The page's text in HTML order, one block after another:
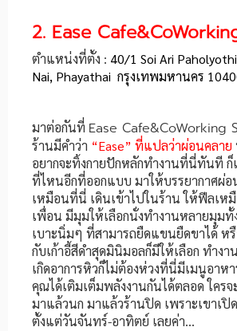
2. Ease
ตำแหน่งที่ตั้ง : 40/1 Soi Ari
Nai, Phayathai กรุงเทพมหานคร
มาต่อกันที่ Ease Cafe&CoWorking
ร้านมีคำว่า “Ease” ที่แปลว่าผ่อนคลาย
อยากจะทิ้งกายปักหลักทำงานที่นี่ทันที
ที่ไหนอีกที่ออกแบบ มาให้บรรยากาศผ่อ
เหมือนที่นี่ เดินเข้าไปในร้าน ให้ฟีลเห
เพื่อน มีมุมให้เลือกนั่งทำงานหลายมุม
เบาะนิ่มๆ ที่สามารถยืดแขนยืดขาได้ ห
กับเก้าอี้สีดำสุดมินิมอลก็มีให้เลือก ทำงา
เกิดอาการหิวก็ไม่ต้องห่วงที่นี่มีเมนูอาห
คุณได้เติมเต็มพลังงานกันได้ตลอด ใคร
มาแล้วนก มาแล้วร้านปิด เพราะเขาเปิ
ตั้งแต่วันจันทร์-อาทิตย์ เลยค่า…